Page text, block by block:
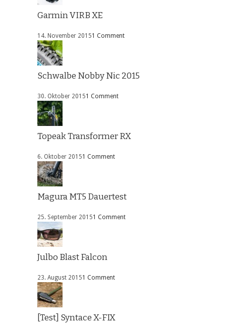
Garmin VIRB XE
14. November 20151 Comment
Schwalbe Nobby Nic 2015
30. Oktober 20151 Comment
Topeak Transformer RX
6. Oktober 20151 Comment
Magura MT5 Dauertest
25. September 20151 Comment
Julbo Blast Falcon
23. August 20151 Comment
[Test] Syntace X-FIX